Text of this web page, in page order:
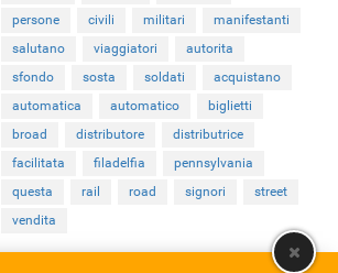
persone
civili militari
manifestanti
salutano
viaggiatori
autorita
sfondo
sosta soldati
acquistano
automatica
automatico
biglietti
broad
distributore
distributrice
facilitata
filadelfia
pennsylvania
questa
rail road signori
street
vendita